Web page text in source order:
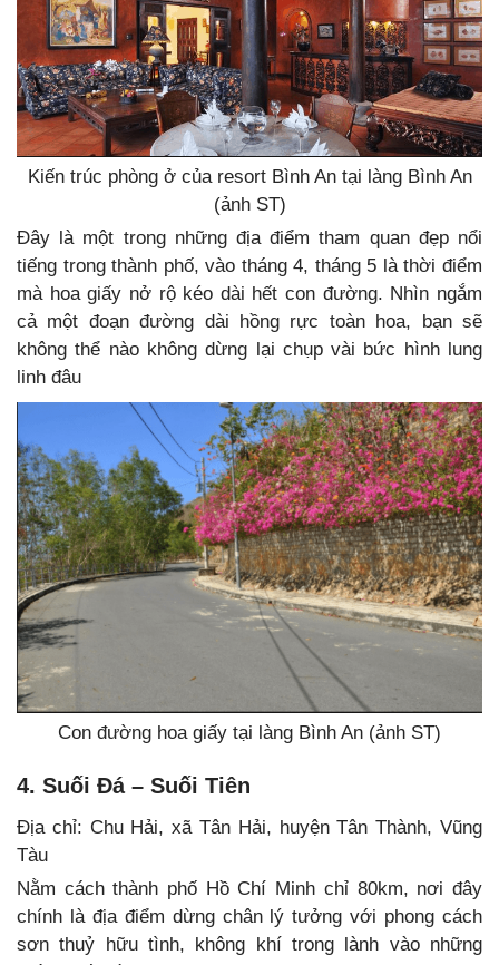
Kiến trúc phòng ở của resort Bình An tại làng Bình An
(ảnh ST)
Đây là một trong những địa điểm tham quan đẹp nổi
tiếng trong thành phố, vào tháng 4, tháng 5 là thời điểm
mà hoa giấy nở rộ kéo dài hết con đường. Nhìn ngắm
cả một đoạn đường dài hồng rực toàn hoa, bạn sẽ
không thể nào không dừng lại chụp vài bức hình lung
linh đâu
Con đường hoa giấy tại làng Bình An (ảnh ST)
4. Suối Đá – Suối Tiên
Địa chỉ: Chu Hải, xã Tân Hải, huyện Tân Thành, Vũng
Tàu
Nằm cách thành phố Hồ Chí Minh chỉ 80km, nơi đây
chính là địa điểm dừng chân lý tưởng với phong cách
sơn thuỷ hữu tình, không khí trong lành vào những